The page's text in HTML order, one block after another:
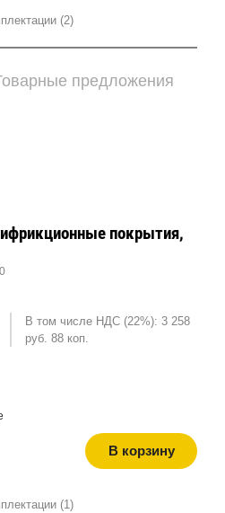
(2)
предложения
покрытия,
В том числе НДС (22%): 3 258
руб. 88 коп.
В корзину
(1)